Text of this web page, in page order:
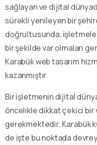
sağlayan ve dijital
sürekli yenileyen bir
doğrultusunda,
bir şekilde var olmaları
Karabük web tasarım
kazanmıştır.
Bir işletmenin dijital
öncelikle dikkat çekici bir
gerekmektedir. Karabük
de işte bu noktada